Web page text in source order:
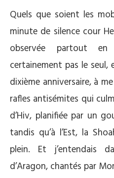
Quels que soient les
minute de silence cour
observée partout
certainement pas le seul,
dixième anniversaire, à
rafles antisémites qui
d’Hiv, planifiée par un
tandis qu’à l’Est, la
plein. Et j’entendais
d’Aragon, chantés par